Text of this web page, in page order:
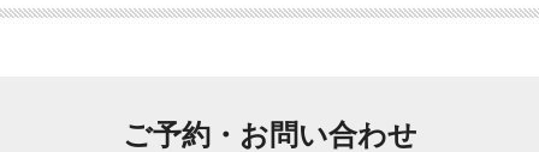
ご予約・お問い合わせ